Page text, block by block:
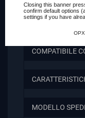
Closing this banner
confirm default options
settings if you have
COMPATIBILE
MODELLO